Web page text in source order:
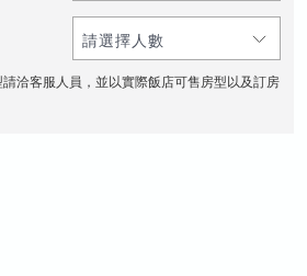
洽客服人員，並以實際飯店可售房型以及訂房